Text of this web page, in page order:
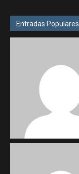
Entradas Populares